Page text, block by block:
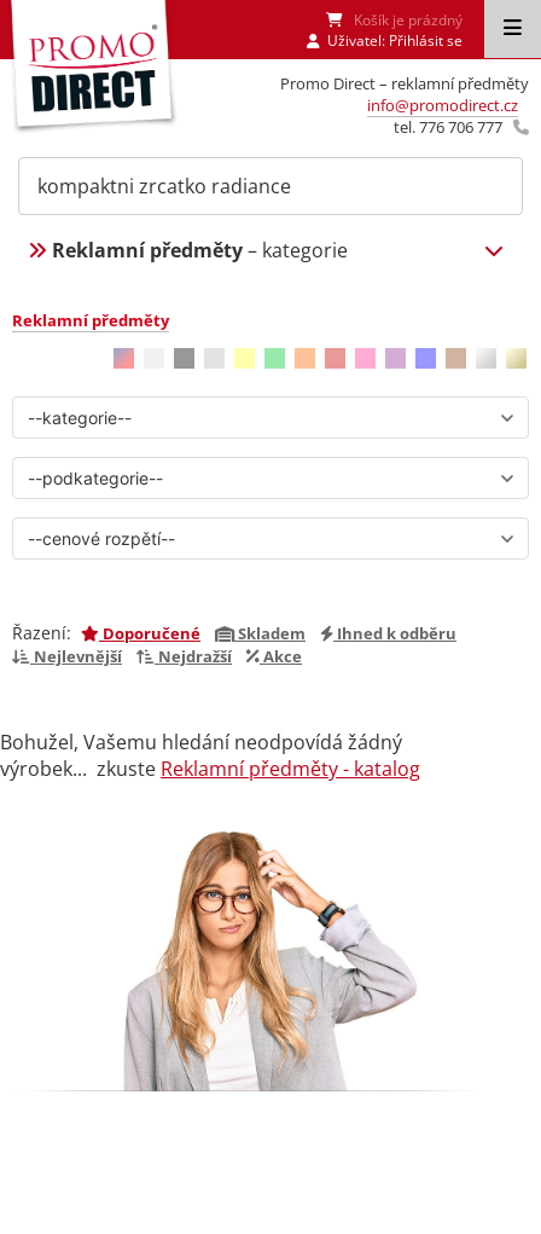
Promo Direct – reklamní předměty
info@promodirect.cz
tel. 776 706 777
Košík je prázdný
Uživatel: Přihlásit se
Reklamní předměty– kategorie
Reklamní předměty
Řazení: Doporučené Skladem
Ihned k odběru
Nejlevnější
Nejdražší Akce
Bohužel, Vašemu hledání neodpovídá žádný
výrobek... zkuste Reklamní předměty - katalog